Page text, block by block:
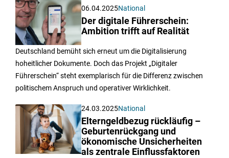
06.04.2025National
Der digitale Führerschein:
Ambition trifft auf Realität
Deutschland bemüht sich erneut um die Digitalisierung
hoheitlicher Dokumente. Doch das Projekt „Digitaler
Führerschein“ steht exemplarisch für die Differenz zwischen
politischem Anspruch und operativer Wirklichkeit.
24.03.2025National
Elterngeldbezug rückläufig –
Geburtenrückgang und
ökonomische Unsicherheiten
als zentrale Einflussfaktoren